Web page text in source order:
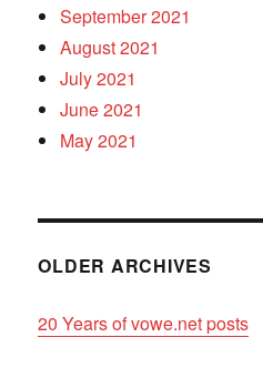
September 2021
August 2021
July 2021
June 2021
May 2021
OLDER ARCHIVES
20 Years of vowe.net posts